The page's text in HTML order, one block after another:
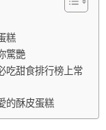
糕
驚艷
吃甜食排行榜上常
的酥皮蛋糕